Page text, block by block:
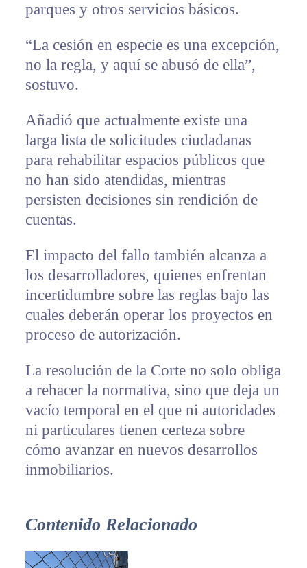
parques y otros servicios básicos.
“La cesión en especie es una excepción,
no la regla, y aquí se abusó de ella”,
sostuvo.
Añadió que actualmente existe una
larga lista de solicitudes ciudadanas
para rehabilitar espacios públicos que
no han sido atendidas, mientras
persisten decisiones sin rendición de
cuentas.
El impacto del fallo también alcanza a
los desarrolladores, quienes enfrentan
incertidumbre sobre las reglas bajo las
cuales deberán operar los proyectos en
proceso de autorización.
La resolución de la Corte no solo obliga
a rehacer la normativa, sino que deja un
vacío temporal en el que ni autoridades
ni particulares tienen certeza sobre
cómo avanzar en nuevos desarrollos
inmobiliarios.
Contenido Relacionado